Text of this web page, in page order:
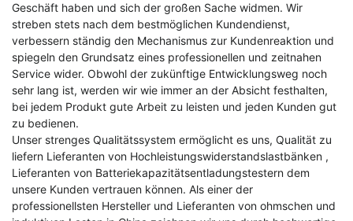
Geschäft haben und sich der großen Sache widmen. Wir
streben stets nach dem bestmöglichen Kundendienst,
verbessern ständig den Mechanismus zur Kundenreaktion und
spiegeln den Grundsatz eines professionellen und zeitnahen
Service wider. Obwohl der zukünftige Entwicklungsweg noch
sehr lang ist, werden wir wie immer an der Absicht festhalten,
bei jedem Produkt gute Arbeit zu leisten und jeden Kunden gut
zu bedienen.
Unser strenges Qualitätssystem ermöglicht es uns, Qualität zu
liefern Lieferanten von Hochleistungswiderstandslastbänken ,
Lieferanten von Batteriekapazitätsentladungstestern dem
unsere Kunden vertrauen können. Als einer der
professionellsten Hersteller und Lieferanten von ohmschen und